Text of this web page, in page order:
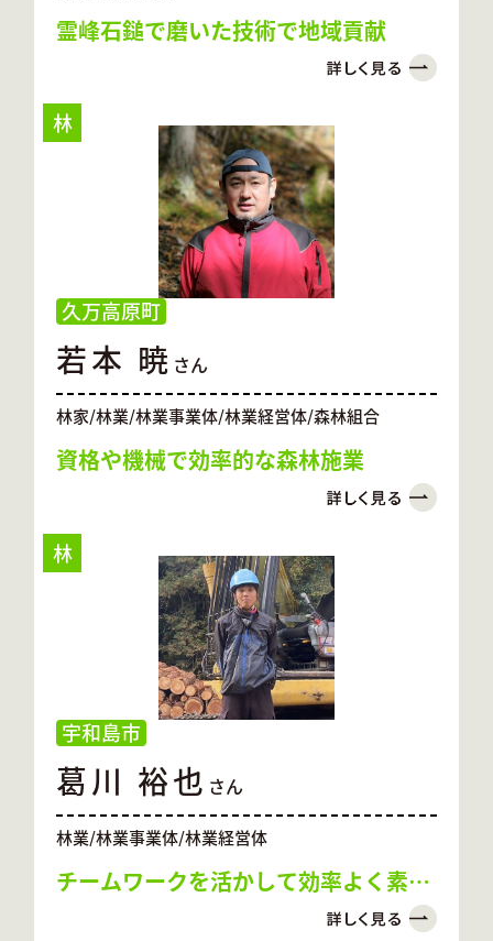
霊峰石鎚で磨いた技術で地域貢献
林
久万高原町
若本 暁 さん
林家/林業/林業事業体/林業経営体/森林組合
資格や機械で効率的な森林施業
林
宇和島市
葛川 裕也 さん
林業/林業事業体/林業経営体
チームワークを活かして効率よく素材